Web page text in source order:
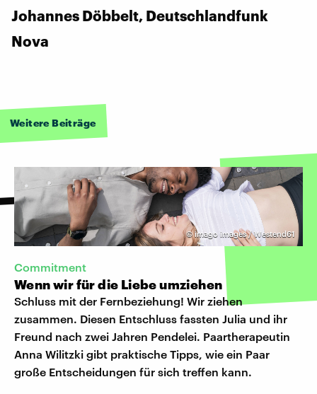
Johannes Döbbelt, Deutschlandfunk
Nova
Weitere Beiträge
©imago images / Westend61
Commitment
Wenn wir für die Liebe umziehen
Schluss mit der Fernbeziehung! Wir ziehen
zusammen. Diesen Entschluss fassten Julia und ihr
Freund nach zwei Jahren Pendelei. Paartherapeutin
Anna Wilitzki gibt praktische Tipps, wie ein Paar
große Entscheidungen für sich treffen kann.